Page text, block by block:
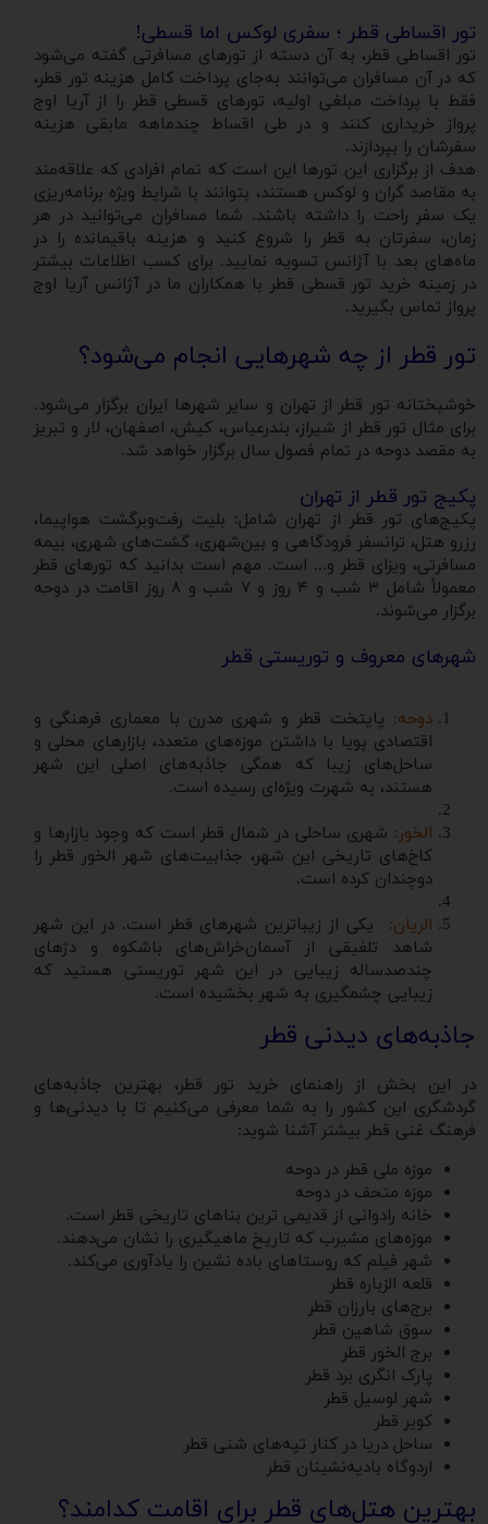
تور اقساطی قطر ؛ سفری لوکس اما قسطی!
تور اقساطی قطر، به آن دسته از تورهای مسافرتی گفته می‌شود
که در آن مسافران می‌توانند به‌جای پرداخت کامل هزینه تور قطر،
فقط با پرداخت مبلغی اولیه، تورهای قسطی قطر را از آریا اوج
پرواز خریداری کنند و در طی اقساط چندماهه مابقی هزینه
سفرشان را بپردازند.
هدف از برگزاری این تورها این است که تمام افرادی که علاقه‌مند
به مقاصد گران و لوکس هستند، بتوانند با شرایط ویژه برنامه‌ریزی
یک سفر راحت را داشته باشند. شما مسافران می‌توانید در هر
زمان، سفرتان به قطر را شروع کنید و هزینه باقیمانده را در
ماه‌های بعد با آژانس تسویه نمایید. برای کسب اطلاعات بیشتر
در زمینه خرید تور قسطی قطر با همکاران ما در آژانس آریا اوج
پرواز تماس بگیرید.
تور قطر از چه شهرهایی انجام می‌شود؟
خوشبختانه تور قطر از تهران و سایر شهرها ایران برگزار می‌شود.
برای مثال تور قطر از شیراز، بندرعباس، کیش، اصفهان، لار و تبریز
به مقصد دوحه در تمام فصول سال برگزار خواهد شد.
پکیج تور قطر از تهران
پکیج‌های تور قطر از تهران شامل: بلیت رفت‌وبرگشت هواپیما،
رزرو هتل، ترانسفر فرودگاهی و بین‌شهری، گشت‌های شهری، بیمه
مسافرتی، ویزای قطر و... است. مهم است بدانید که تورهای قطر
معمولاً شامل ۳ شب و ۴ روز و ۷ شب و ۸ روز اقامت در دوحه
برگزار می‌شوند.
شهرهای معروف و توریستی قطر
دوحه: پایتخت قطر و شهری مدرن با معماری فرهنگی و
اقتصادی پویا با داشتن موزه‌های متعدد، بازارهای محلی و
ساحل‌های زیبا که همگی جاذبه‌های اصلی این شهر
هستند، به شهرت ویژه‌ای رسیده است.
الخور: شهری ساحلی در شمال قطر است که وجود بازارها و
کاخ‌های تاریخی این شهر، جذابیت‌های شهر الخور قطر را
دوچندان کرده است.
الریان:
یکی از زیباترین شهرهای قطر است. در این شهر
شاهد تلفیقی از آسمان‌خراش‌های باشکوه و دژهای
چندصدساله زیبایی در این شهر توریستی هستید که
زیبایی چشمگیری به شهر بخشیده است.
جاذبه‌های دیدنی قطر
در این بخش از راهنمای خرید تور قطر، بهترین جاذبه‌های
گردشگری این کشور را به شما معرفی می‌کنیم تا با دیدنی‌ها و
فرهنگ غنی قطر بیشتر آشنا شوید:
موزه ملی قطر در دوحه
موزه متحف در دوحه
خانه رادوانی از قدیمی ترین بناهای تاریخی قطر است.
موزه‌های مشیرب که تاریخ ماهیگیری را نشان می‌دهند.
شهر فیلم که روستاهای باده نشین را یادآوری می‌کند.
قلعه الزباره قطر
برج‌های بارزان قطر
سوق شاهین قطر
برج الخور قطر
پارک انگری برد قطر
شهر لوسیل قطر
کویر قطر
ساحل دریا در کنار تپه‌های شنی قطر
اردوگاه بادیه‌نشینان قطر
بهترین هتل‌های قطر برای اقامت کدامند؟